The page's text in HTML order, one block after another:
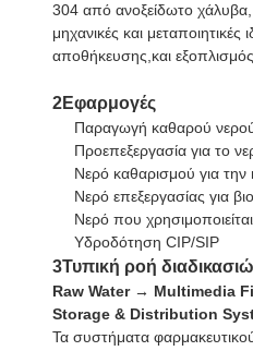
304 από ανοξείδωτο χάλυβα,
μηχανικές και
αποθήκευσης,και
2Εφαρμογές
Παραγωγή καθαρού
Προεπεξεργασία για το
Νερό καθαρισμού για
Νερό επεξεργασίας για
Νερό που
Υδροδότηση CIP/SIP
3Τυπική ροή
Raw Water → Multimedia
Storage & Distribution
Τα συστήματα